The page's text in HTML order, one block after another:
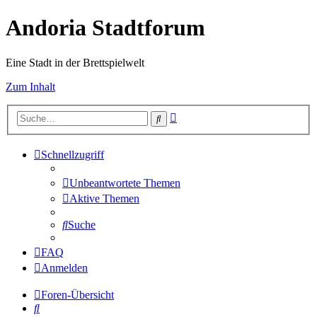
Andoria Stadtforum
Eine Stadt in der Brettspielwelt
Zum Inhalt
Suche
Schnellzugriff
Unbeantwortete Themen
Aktive Themen
Suche
FAQ
Anmelden
Foren-Übersicht
Suche